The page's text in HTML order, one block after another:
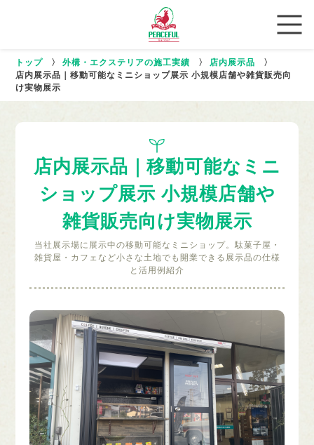
トップ 〉 外構・エクステリアの施工実績 〉 店内展示品
〉
店内展示品｜移動可能なミニショップ展示 小規模店舗や雑貨販売向
け実物展示
店内展示品｜移動可能なミニ
ショップ展示 小規模店舗や
雑貨販売向け実物展示
当社展示場に展示中の移動可能なミニショップ。駄菓子屋・
雑貨屋・カフェなど小さな土地でも開業できる展示品の仕様
と活用例紹介